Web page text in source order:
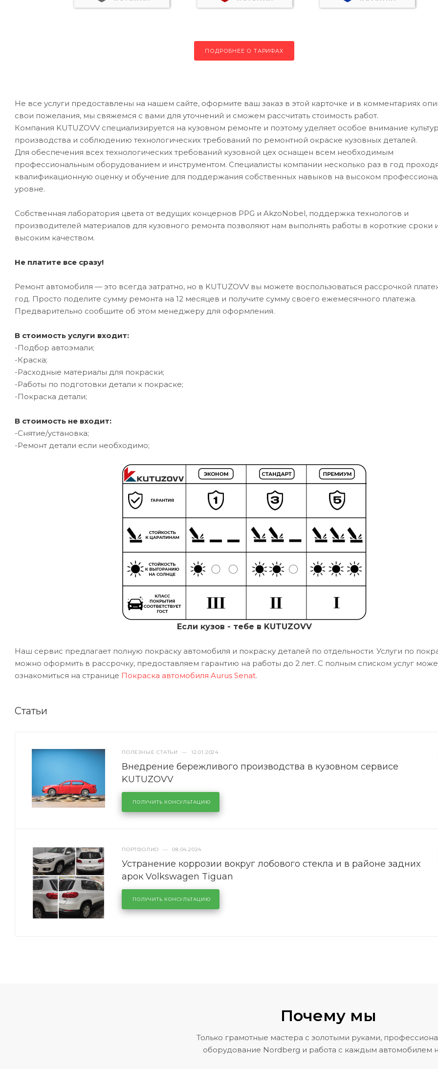
ПОДРОБНЕЕ О ТАРИФАХ
Не все услуги предоставлены на нашем сайте, оформите ваш заказ в этой карточке и в комментариях
свои пожелания, мы свяжемся с вами для уточнений и сможем рассчитать стоимость работ.
Компания KUTUZOVV специализируется на кузовном ремонте и поэтому уделяет особое внимание
производства и соблюдению технологических требований по ремонтной окраске кузовных деталей.
Для обеспечения всех технологических требований кузовной цех оснащен всем необходимым
профессиональным оборудованием и инструментом. Специалисты компании несколько раз в год
квалификационную оценку и обучение для поддержания собственных навыков на высоком
уровне.
Собственная лаборатория цвета от ведущих концернов PPG и AkzoNobel, поддержка технологов и
производителей материалов для кузовного ремонта позволяют нам выполнять работы в короткие сроки
высоким качеством.
Не платите все сразу!
Ремонт автомобиля — это всегда затратно, но в KUTUZOVV вы можете воспользоваться рассрочкой
год. Просто поделите сумму ремонта на 12 месяцев и получите сумму своего ежемесячного платежа.
Предварительно сообщите об этом менеджеру для оформления.
В стоимость услуги входит:
-Подбор автоэмали;
-Краска;
-Расходные материалы для покраски;
-Работы по подготовки детали к покраске;
-Покраска детали;
В стоимость не входит:
-Снятие/установка;
-Ремонт детали если необходимо;
Если кузов - тебе в KUTUZOVV
Наш сервис предлагает полную покраску автомобиля и покраску деталей по отдельности. Услуги по
можно оформить в рассрочку, предоставляем гарантию на работы до 2 лет. С полным списком услуг
ознакомиться на странице Покраска автомобиля Aurus Senat.
Статьи
ПОЛЕЗНЫЕ СТАТЬИ — 12.01.2024
Внедрение бережливого производства в кузовном сервисе
KUTUZOVV
ПОЛУЧИТЬ КОНСУЛЬТАЦИЮ
ПОРТФОЛИО — 08.04.2024
Устранение коррозии вокруг лобового стекла и в районе задних
арок Volkswagen Tiguan
ПОЛУЧИТЬ КОНСУЛЬТАЦИЮ
Почему мы
Только грамотные мастера с золотыми руками,
оборудование Nordberg и работа с каждым автомобилем